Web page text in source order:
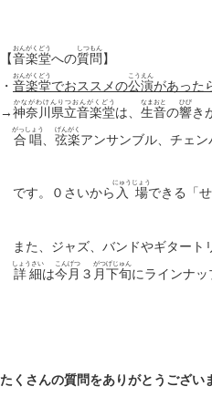
【音楽堂
おんがくどう
への質問
しつもん
】
・ 音楽堂
おんがくどう
でおススメの公演
こうえん
があった
→神奈川県立音楽堂
かながわけんりつおんがくどう
は、 生音
なまおと
の響
ひび
き
合唱
がっしょう
弦楽
げんがく
アンサンブル、チェン
です。０さいから 入場
にゅうじょう
できる「
また、ジャズ、バンドやギタート
詳細
しょうさい
は今月
こんげつ
３ 月下旬
がつげじゅん
にラインナ
たくさんの質問をありがとうござい